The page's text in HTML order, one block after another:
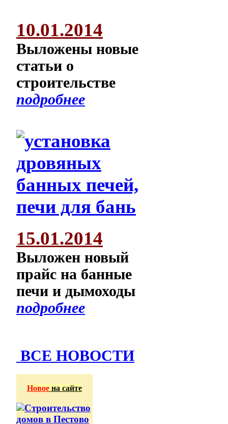
10.01.2014
Выложены новые
статьи о
строительстве
подробнее
15.01.2014
Выложен новый
прайс на банные
печи и дымоходы
подробнее
ВСЕ НОВОСТИ
Новое на сайте